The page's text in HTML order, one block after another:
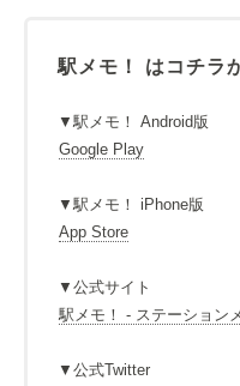
駅メモ！ はコチラ
▼駅メモ！ Android版
Google Play
▼駅メモ！ iPhone版
App Store
▼公式サイト
駅メモ！ - ステーション
▼公式Twitter